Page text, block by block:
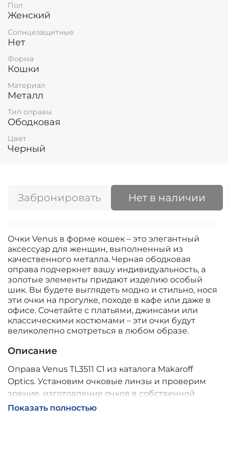
Пол
Женский
Солнцезащитные
Нет
Форма
Кошки
Материал
Металл
Тип оправы
Ободковая
Цвет
Черный
Забронировать Нет в наличии
Очки Venus в форме кошек – это элегантный
аксессуар для женщин, выполненный из
качественного металла. Черная ободковая
оправа подчеркнет вашу индивидуальность, а
золотые элементы придают изделию особый
шик. Вы будете выглядеть модно и стильно, нося
эти очки на прогулке, походе в кафе или даже в
офисе. Сочетайте с платьями, джинсами или
классическими костюмами – эти очки будут
великолепно смотреться в любом образе.
Описание
Оправа Venus TL3511 C1 из каталога Makaroff
Optics. Установим очковые линзы и проверим
зрение, изготовление очков в собственной
мастерской, обычно 2–5 дней, индивидуальные
Показать полностью